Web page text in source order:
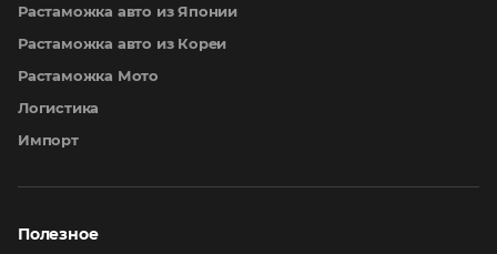
Растаможка авто из Японии
Растаможка авто из Кореи
Растаможка Мото
Логистика
Импорт
Полезное